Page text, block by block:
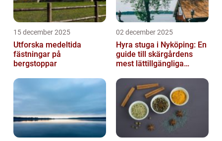
15 december 2025
Utforska medeltida
fästningar på
bergstoppar
02 december 2025
Hyra stuga i Nyköping: En
guide till skärgårdens
mest lättillgängliga